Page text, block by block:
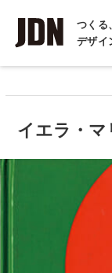
つくる
デザイ
インタビュー
イエラ・マ